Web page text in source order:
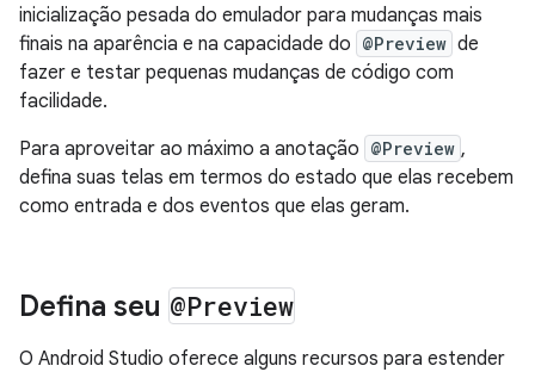
inicialização pesada do emulador para mudanças mais
finais na aparência e na capacidade do @Preview de
fazer e testar pequenas mudanças de código com
facilidade.
Para aproveitar ao máximo a anotação @Preview ,
defina suas telas em termos do estado que elas recebem
como entrada e dos eventos que elas geram.
Defina seu @Preview
O Android Studio oferece alguns recursos para estender